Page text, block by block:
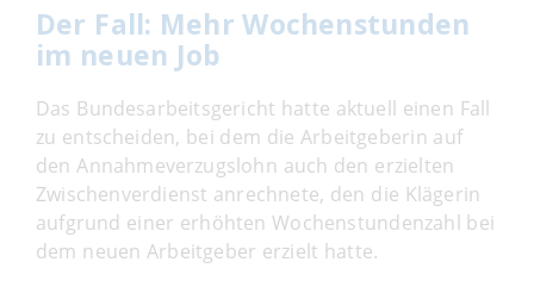
Der Fall: Mehr Wochenstunden
im neuen Job
Das Bundesarbeitsgericht hatte aktuell einen Fall
zu entscheiden, bei dem die Arbeitgeberin auf
den Annahmeverzugslohn auch den erzielten
Zwischenverdienst anrechnete, den die Klägerin
aufgrund einer erhöhten Wochenstundenzahl bei
dem neuen Arbeitgeber erzielt hatte.